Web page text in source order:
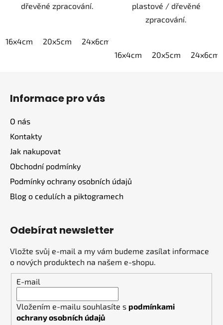
dřevěné zpracování.
16x4cm 20x5cm 24x6cm
plastové / dřevěné
zpracování.
16x4cm 20x5cm 24x6cm
Informace pro vás
O nás
Kontakty
Jak nakupovat
Obchodní podmínky
Podmínky ochrany osobních údajů
Blog o cedulích a piktogramech
Odebírat newsletter
Vložte svůj e-mail a my vám budeme zasílat informace
o nových produktech na našem e-shopu.
E-mail
Vložením e-mailu souhlasíte s podmínkami
ochrany osobních údajů